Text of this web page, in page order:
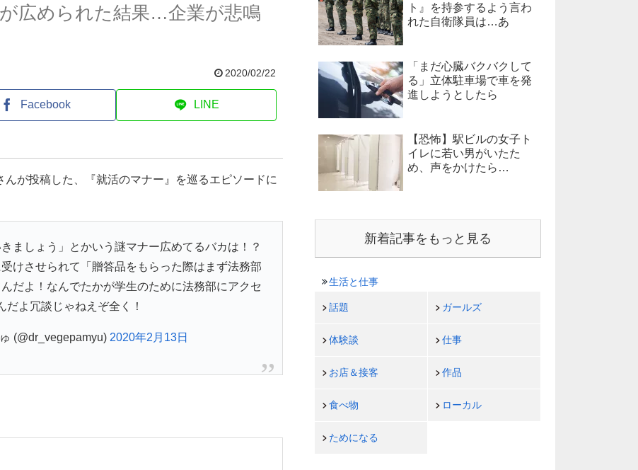
広められた結果…企業が悲鳴
2020/02/22
Facebook LINE
んが投稿した、『就活のマナー』を巡るエピソードに
ましょう」とかいう謎マナー広めてるバカは！？
けさせられて「贈答品をもらった際はまず法務部
だよ！なんでたかが学生のために法務部にアクセ
だよ冗談じゃねえぞ全く！
(@dr_vegepamyu) 2020年2月13日
ト』を持参するよう言わ
れた自衛隊員は…あ
「まだ心臓バクバクして
る」立体駐車場で車を発
進しようとしたら
【恐怖】駅ビルの女子ト
イレに若い男がいたた
め、声をかけたら…
新着記事をもっと見る
生活と仕事
話題 ガールズ
体験談 仕事
お店＆接客 作品
食べ物 ローカル
ためになる